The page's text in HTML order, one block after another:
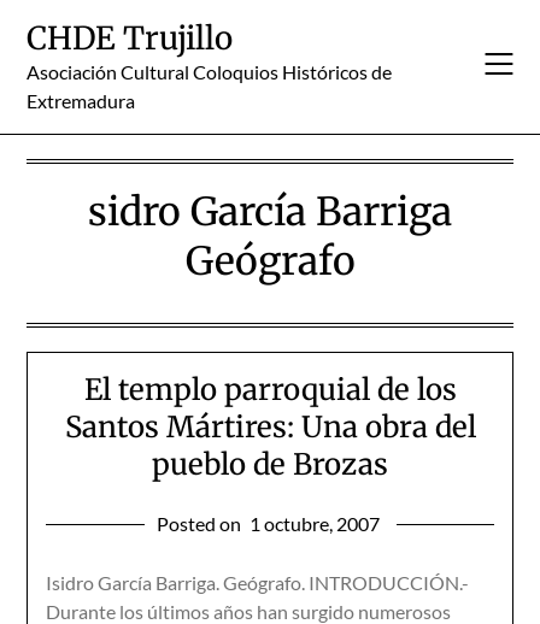
content
CHDE Trujillo
Asociación Cultural Coloquios Históricos de
Extremadura
sidro García Barriga
Geógrafo
El templo parroquial de los
Santos Mártires: Una obra del
pueblo de Brozas
Posted on 1 octubre, 2007
Isidro García Barriga. Geógrafo. INTRODUCCIÓN.-
Durante los últimos años han surgido numerosos